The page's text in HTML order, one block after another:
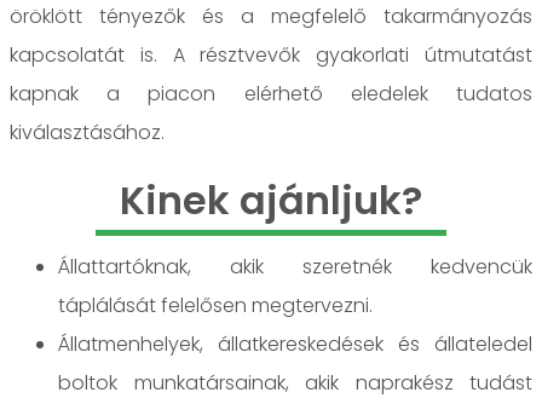
öröklött tényezők és a megfelelő takarmányozás
kapcsolatát is. A résztvevők gyakorlati útmutatást
kapnak a piacon elérhető eledelek tudatos
kiválasztásához.
Kinek ajánljuk?
Állattartóknak, akik szeretnék kedvencük
táplálását felelősen megtervezni.
Állatmenhelyek, állatkereskedések és állateledel
boltok munkatársainak, akik naprakész tudást